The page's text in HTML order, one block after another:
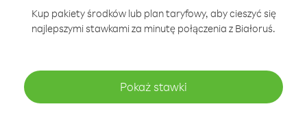
Kup pakiety środków lub plan taryfowy, aby cieszyć się
najlepszymi stawkami za minutę połączenia z Białoruś.
Pokaż stawki